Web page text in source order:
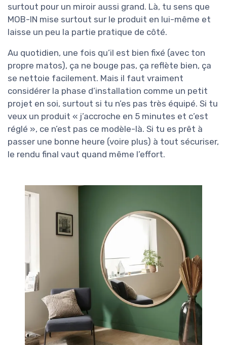
surtout pour un miroir aussi grand. Là, tu sens que
MOB-IN mise surtout sur le produit en lui-même et
laisse un peu la partie pratique de côté.
Au quotidien, une fois qu’il est bien fixé (avec ton
propre matos), ça ne bouge pas, ça reflète bien, ça
se nettoie facilement. Mais il faut vraiment
considérer la phase d’installation comme un petit
projet en soi, surtout si tu n’es pas très équipé. Si tu
veux un produit « j’accroche en 5 minutes et c’est
réglé », ce n’est pas ce modèle-là. Si tu es prêt à
passer une bonne heure (voire plus) à tout sécuriser,
le rendu final vaut quand même l’effort.